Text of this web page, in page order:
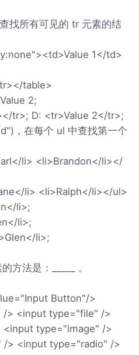
找所有可见的 tr 元素的结
1</td>
table>
2;
tr>; D: <tr>Value 2</tr>;
，在每个 ul 中查找第一个
li> <li>Brandon</li></
li> <li>Ralph</li></ul>
li>;
li>;
li>;
方法是：_____ 。
Button"/>
/> <input type="file" />
type="image" />
/> <input type="radio" />